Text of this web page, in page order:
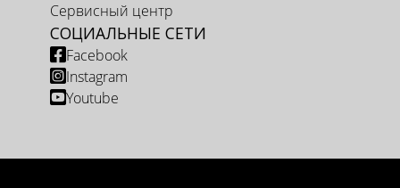
Сервисный центр
СОЦИАЛЬНЫЕ СЕТИ
Facebook
Instagram
Youtube